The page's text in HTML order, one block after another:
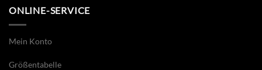
ONLINE-SERVICE
Mein Konto
Größentabelle